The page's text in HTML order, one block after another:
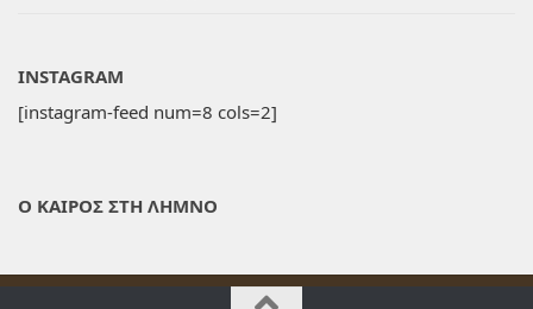
INSTAGRAM
[instagram-feed num=8 cols=2]
Ο ΚΑΙΡΟΣ ΣΤΗ ΛΗΜΝΟ